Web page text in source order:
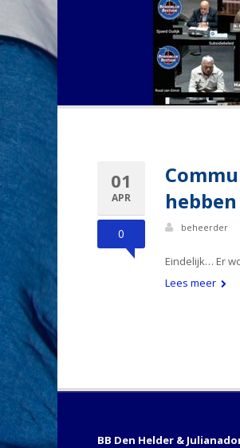
01
APR
0 beheerder
Eindelijk… Er
Lees meer
BB Den Helder &